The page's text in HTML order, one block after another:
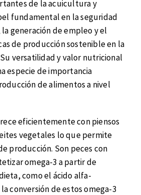
de la acuicultura y
fundamental en la seguridad
generación de empleo y el
de producción sostenible en la
versatilidad y valor nutricional
especie de importancia
de alimentos a nivel
eficientemente con piensos
vegetales lo que permite
producción. Son peces con
omega-3 a partir de
como el ácido alfa-
la conversión de estos omega-3